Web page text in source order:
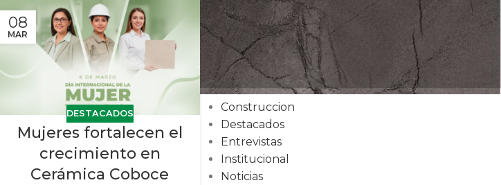
08
MAR
DESTACADOS
Mujeres fortalecen el
crecimiento en
Cerámica Coboce
CATEGORÍAS
Calidad
Características
Ceramica
Condiciones
Construccion
Destacados
Entrevistas
Institucional
Noticias